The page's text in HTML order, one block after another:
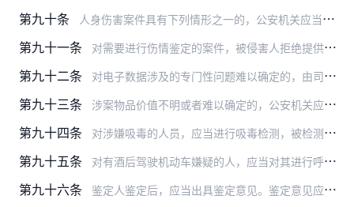
第九十条 人身伤害案件具有下列情形之一的，公安机关应当进行伤情鉴定：
第九十一条 对需要进行伤情鉴定的案件，被侵害人拒绝提供诊断证明或者拒绝进行伤情鉴定的，公安机关应当将有关情况记录在案，并可以根据已认定的事实作出处理决定。
第九十二条 对电子数据涉及的专门性问题难以确定的，由司法鉴定机构出具鉴定意见，或者由公安部指定的机构出具报告。
第九十三条 涉案物品价值不明或者难以确定的，公安机关应当委托价格鉴证机构估价。
第九十四条 对涉嫌吸毒的人员，应当进行吸毒检测，被检测人员应当配合；对拒绝接受检测的，经县级以上公安机关或者其派出机构负责人批准，可以强制检测。采集女性被检测人检测样本，应…
第九十五条 对有酒后驾驶机动车嫌疑的人，应当对其进行呼气酒精测试，对具有下列情形之一的，应当立即提取血样，检验血液酒精含量：
第九十六条 鉴定人鉴定后，应当出具鉴定意见。鉴定意见应当载明委托人、委托鉴定的事项、提交鉴定的相关材料、鉴定的时间、依据和结论性意见等内容，并由鉴定人签名或者盖章。通过分析…